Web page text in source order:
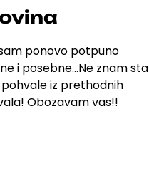
ponovo potpuno
i posebne…Ne znam sta
iz prethodnih
Obozavam vas!!